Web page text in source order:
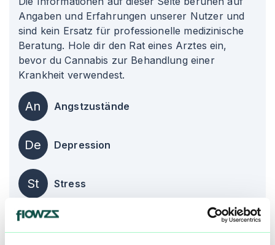
Angaben und Erfahrungen unserer Nutzer und
sind kein Ersatz für professionelle medizinische
Beratung. Hole dir den Rat eines Arztes ein,
bevor du Cannabis zur Behandlung einer
Krankheit verwendest.
An Angstzustände
De Depression
St Stress